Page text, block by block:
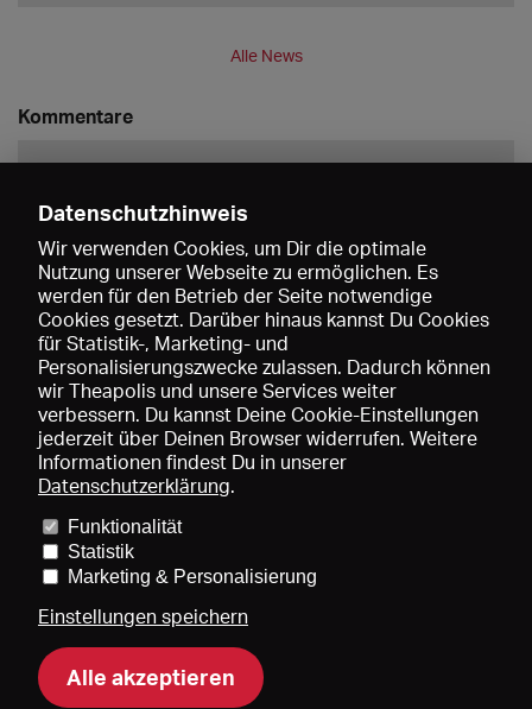
Alle News
Kommentare
Speichern
Preise und Mitgliedschaften
Mediadaten
Über uns Impressum
Datenschutzhinweis
Wir verwenden Cookies, um Dir die optimale
Nutzung unserer Webseite zu ermöglichen. Es
werden für den Betrieb der Seite notwendige
Cookies gesetzt. Darüber hinaus kannst Du Cookies
für Statistik-, Marketing- und
Personalisierungszwecke zulassen. Dadurch können
wir Theapolis und unsere Services weiter
verbessern. Du kannst Deine Cookie-Einstellungen
jederzeit über Deinen Browser widerrufen. Weitere
Informationen findest Du in unserer
Datenschutzerklärung.
Funktionalität
Statistik
Marketing & Personalisierung
Einstellungen speichern
Alle akzeptieren